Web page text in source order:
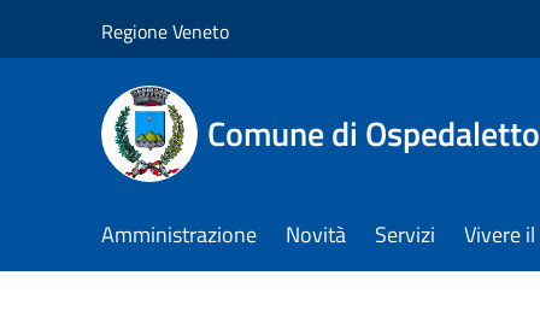
Regione Veneto
Comune di
Amministrazione Novità Servizi Vivere